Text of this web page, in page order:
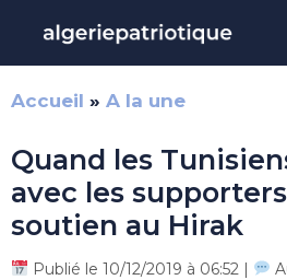
contenu
Accueil » A la une
Quand les
avec les
soutien au Hirak
Publié le 10/12/2019 à 06:52 |